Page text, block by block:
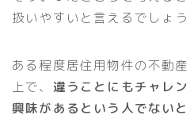
扱いやすいと言えるでしょう
ある程度居住用物件の不動
上で、 違うことにもチャレ
興味があるという人でない